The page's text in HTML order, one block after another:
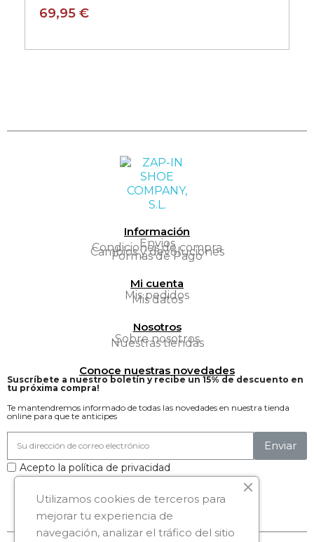
69,95 €
Información
Envios
Condiciones de compra
Cambios y devoluciones
Formas de Pago
Mi cuenta
Mis pedidos
Mis datos
Nosotros
Sobre nosotros
Nuestras tiendas
Conoce nuestras novedades
Suscríbete a nuestro boletín y recibe un 15% de descuento en
tu próxima compra!
Te mantendremos informado de todas las novedades en nuestra tienda
online para que te anticipes
Enviar
Acepto la política de privacidad
Síguenos:
Utilizamos cookies de terceros para
mejorar tu experiencia de
navegación, analizar el tráfico del sitio